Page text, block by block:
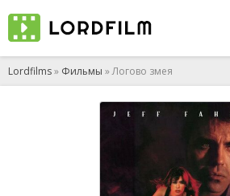
Lordfilms» Фильмы » Логово змея